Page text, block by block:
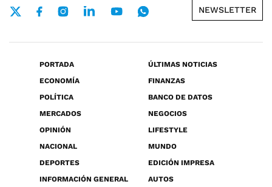
NEWSLETTER
PORTADA
ÚLTIMAS NOTICIAS
ECONOMÍA
FINANZAS
POLÍTICA
BANCO DE DATOS
MERCADOS
NEGOCIOS
OPINIÓN
LIFESTYLE
NACIONAL
MUNDO
DEPORTES
EDICIÓN IMPRESA
INFORMACIÓN GENERAL
AUTOS